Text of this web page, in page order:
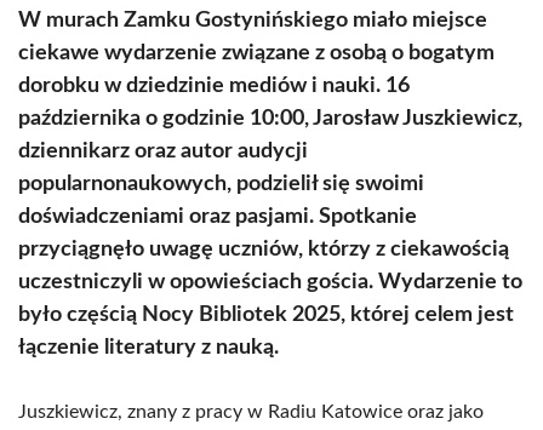
W murach Zamku Gostynińskiego miało miejsce
ciekawe wydarzenie związane z osobą o bogatym
dorobku w dziedzinie mediów i nauki. 16
października o godzinie 10:00, Jarosław Juszkiewicz,
dziennikarz oraz autor audycji
popularnonaukowych, podzielił się swoimi
doświadczeniami oraz pasjami. Spotkanie
przyciągnęło uwagę uczniów, którzy z ciekawością
uczestniczyli w opowieściach gościa. Wydarzenie to
było częścią Nocy Bibliotek 2025, której celem jest
łączenie literatury z nauką.
Juszkiewicz, znany z pracy w Radiu Katowice oraz jako